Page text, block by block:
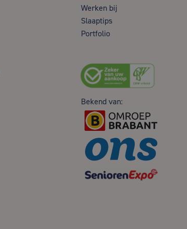
Werken bij
Slaaptips
Portfolio
Bekend van: